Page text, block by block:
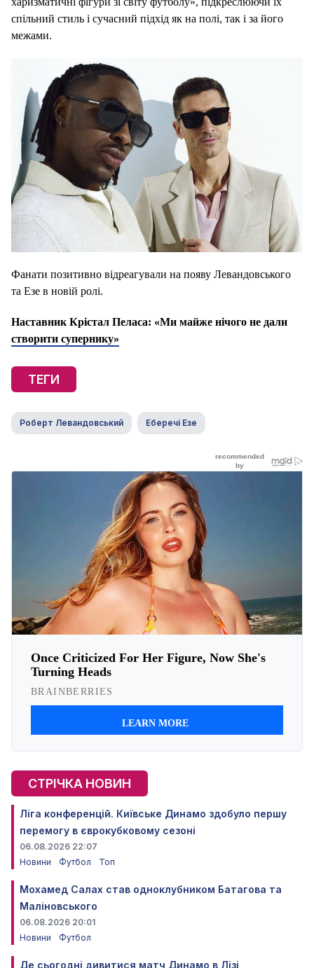
спільний стиль і сучасний підхід як на полі, так і за його
межами.
Фанати позитивно відреагували на появу Левандовського
та Езе в новій ролі.
Наставник Крістал Пеласа: «Ми майже нічого не дали
створити супернику»
ТЕГИ
Роберт Левандовський Еберечі Езе
СТРІЧКА НОВИН
Ліга конференцій. Київське Динамо здобуло першу
перемогу в єврокубковому сезоні
06.08.2026 22:07
Новини
Футбол Топ
Мохамед Салах став одноклубником Батагова та
Маліновського
06.08.2026 20:01
Новини
Футбол
Де сьогодні дивитися матч Динамо в Лізі